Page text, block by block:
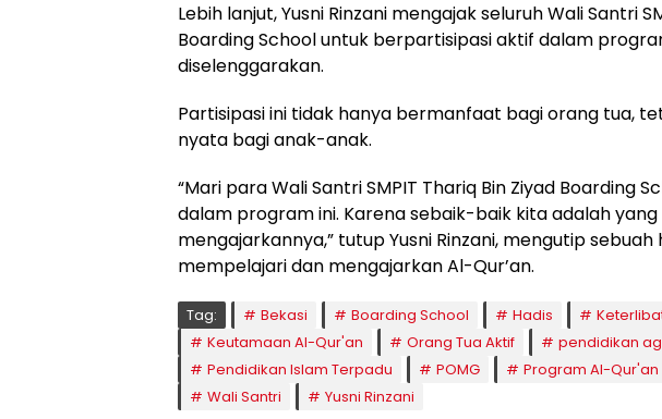
Lebih lanjut, Yusni Rinzani mengajak seluruh Wali Santri
Boarding School untuk berpartisipasi aktif dalam
diselenggarakan.
Partisipasi ini tidak hanya bermanfaat bagi orang tua,
nyata bagi anak-anak.
“Mari para Wali Santri SMPIT Thariq Bin Ziyad Boarding
dalam program ini. Karena sebaik-baik kita adalah
mengajarkannya,” tutup Yusni Rinzani, mengutip
mempelajari dan mengajarkan Al-Qur’an.
Tag: Bekasi Boarding School Hadis
Keutamaan Al-Qur'an
Orang Tua Aktif
pendidikan
Pendidikan Islam Terpadu
POMG Program Al-Qur'an
Wali Santri
Yusni Rinzani